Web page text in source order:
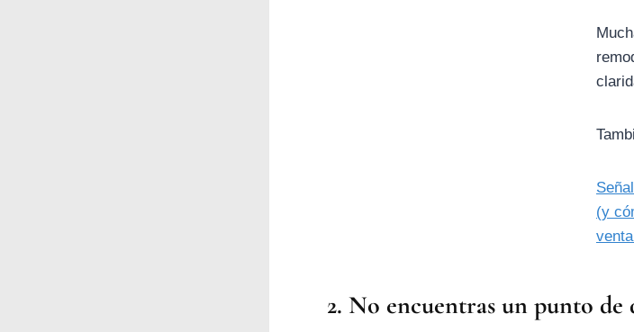
(y
2. No encuentras un punto de